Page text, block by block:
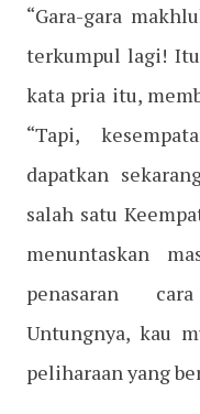
“Gara-gara
terkumpul lagi!
kata pria itu,
“Tapi,
dapatkan
salah satu
menuntaskan
penasaran
Untungnya, kau
peliharaan yang